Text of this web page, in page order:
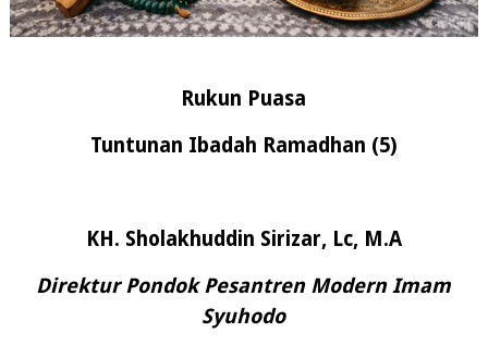
Rukun Puasa
Tuntunan Ibadah Ramadhan (5)
KH. Sholakhuddin Sirizar, Lc, M.A
Direktur Pondok Pesantren Modern Imam
Syuhodo